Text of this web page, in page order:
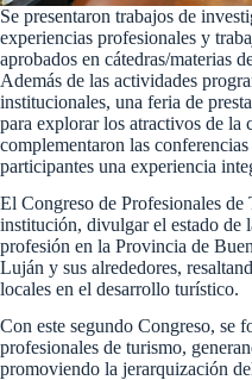
Se presentaron trabajos de
experiencias profesionales y
aprobados en cátedras/materias
Además de las actividades
institucionales, una feria de
para explorar los atractivos de la
complementaron las
participantes una experiencia
El Congreso de Profesionales
institución, divulgar el estado de
profesión en la Provincia de
Luján y sus alrededores,
locales en el desarrollo turístico.
Con este segundo Congreso, se
profesionales de turismo,
promoviendo la jerarquización